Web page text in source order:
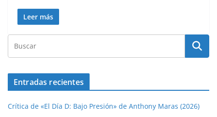
Leer más
Entradas recientes
Crítica de «El Día D: Bajo Presión» de Anthony Maras (2026)